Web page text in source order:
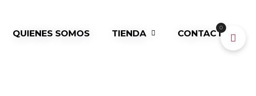
QUIENES SOMOS TIENDA CONTACTO
0